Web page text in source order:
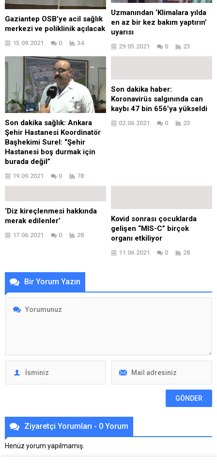
Gaziantep OSB’ye acil sağlık
merkezi ve poliklinik açılacak
15.09.2021 0 34
Uzmanından ‘Klimalara yılda
en az bir kez bakım yaptırın’
uyarısı
29.05.2021 0 23
Son dakika sağlık: Ankara
Şehir Hastanesi Koordinatör
Başhekimi Surel: “Şehir
Hastanesi boş durmak için
burada değil”
19.09.2021 0 78
Son dakika haber:
Koronavirüs salgınında can
kaybı 47 bin 656’ya yükseldi
02.06.2021 0 23
‘Diz kireçlenmesi hakkında
merak edilenler’
17.06.2021 0 28
Kovid sonrası çocuklarda
gelişen “MIS-C” birçok
organı etkiliyor
11.06.2021 0 28
Bir Yorum Yazın
Ziyaretçi Yorumları - 0 Yorum
Henüz yorum yapılmamış.